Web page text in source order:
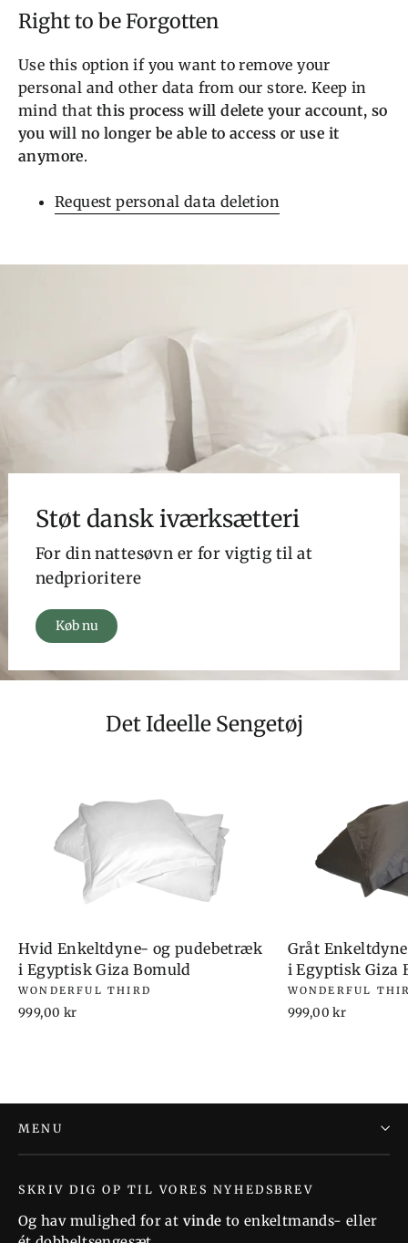
Right to be Forgotten
Use this option if you want to remove your
personal and other data from our store. Keep in
mind thatthis process will delete your account, so
you will no longer be able to access or use it
anymore.
Request personal data deletion
Støt dansk iværksætteri
For din nattesøvn er for vigtig til at
nedprioritere
Køb nu
Det Ideelle Sengetøj
Hvid Enkeltdyne- og pudebetræk
i Egyptisk Giza Bomuld
WONDERFUL THIRD
999,00 kr
Gråt
i Egyptisk Giza
WONDERFUL
999,00 kr
MENU
SKRIV DIG OP TIL VORES NYHEDSBREV
Og hav mulighed for at vinde to enkeltmands- eller